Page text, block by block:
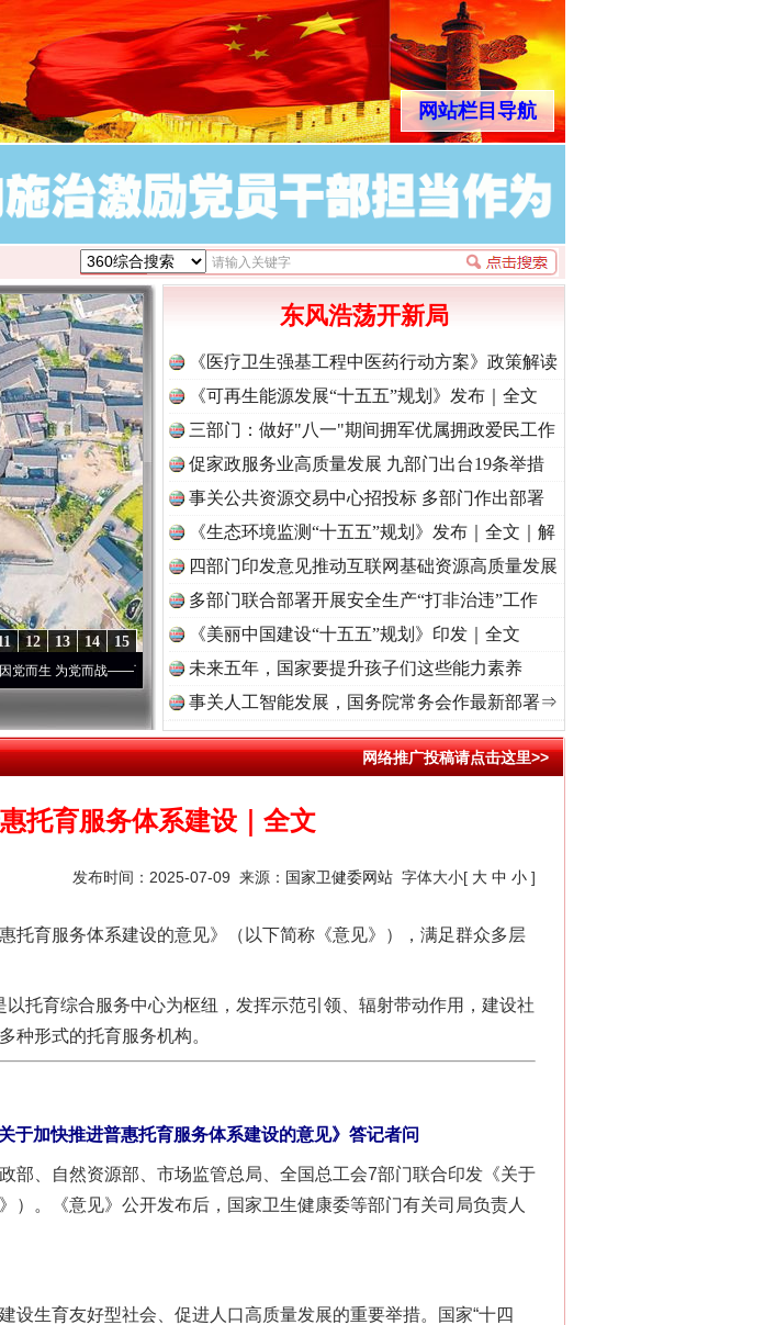
网站栏目导航
15
14
13
12
党而战——百年“纪”事⑧加强纪律..·[视频]牢记初心使命 奋进复兴征程丨“转折之城”激荡..·[视频]
东风浩荡开新局
《医疗卫生强基工程中医药行动方案》政策解读
《可再生能源发展“十五五”规划》发布｜全文
三部门：做好"八一"期间拥军优属拥政爱民工作
促家政服务业高质量发展 九部门出台19条举措
事关公共资源交易中心招投标 多部门作出部署
《生态环境监测“十五五”规划》发布｜全文｜解
读
四部门印发意见推动互联网基础资源高质量发展
多部门联合部署开展安全生产“打非治违”工作
《美丽中国建设“十五五”规划》印发｜全文
未来五年，国家要提升孩子们这些能力素养
事关人工智能发展，国务院常务会作最新部署⇒
网络推广投稿请点击这里>>
托育服务体系建设｜全文
发布时间：2025-07-09 来源： 国家卫健委网站 字体大小[ 大 中 小 ]
育服务体系建设的意见》（以下简称《意见》），满足群众多层
托育综合服务中心为枢纽，发挥示范引领、辐射带动作用，建设社
种形式的托育服务机构。
于加快推进普惠托育服务体系建设的意见》答记者问
、自然资源部、市场监管总局、全国总工会7部门联合印发《关于
）。《意见》公开发布后，国家卫生健康委等部门有关司局负责人
生育友好型社会、促进人口高质量发展的重要举措。国家“十四